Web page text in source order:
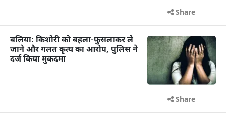
Share
बलिया: किशोरी को बहला-फुसलाकर ले
जाने और गलत कृत्य का आरोप, पुलिस ने
दर्ज किया मुकदमा
Share